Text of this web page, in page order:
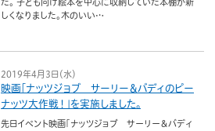
しくなりました。木のいい…
2019年4月3日（水）
映画「ナッツジョブ サーリー＆バディのピー
ナッツ大作戦！」を実施しました。
先日イベント映画「ナッツジョブ サーリー＆バディ